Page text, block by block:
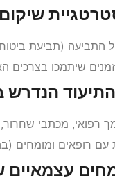
(תביעת ביטוח
שיתמכו בצרכים
הנדרש
רפואי, מכתבי שחרור,
עם רופאים ומומחים
עצמאיים